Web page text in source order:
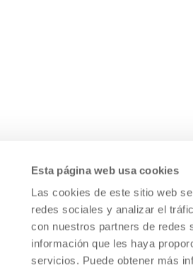
Esta página web usa cookies
Las cookies de este sitio web
redes sociales y analizar el
con nuestros partners de redes
información que les haya
servicios. Puede obtener más